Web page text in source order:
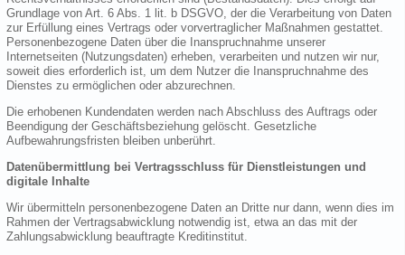
Grundlage von Art. 6 Abs. 1 lit. b DSGVO, der die Verarbeitung von Daten
zur Erfüllung eines Vertrags oder vorvertraglicher Maßnahmen gestattet.
Personenbezogene Daten über die Inanspruchnahme unserer
Internetseiten (Nutzungsdaten) erheben, verarbeiten und nutzen wir nur,
soweit dies erforderlich ist, um dem Nutzer die Inanspruchnahme des
Dienstes zu ermöglichen oder abzurechnen.
Die erhobenen Kundendaten werden nach Abschluss des Auftrags oder
Beendigung der Geschäftsbeziehung gelöscht. Gesetzliche
Aufbewahrungsfristen bleiben unberührt.
Datenübermittlung bei Vertragsschluss für Dienstleistungen und
digitale Inhalte
Wir übermitteln personenbezogene Daten an Dritte nur dann, wenn dies im
Rahmen der Vertragsabwicklung notwendig ist, etwa an das mit der
Zahlungsabwicklung beauftragte Kreditinstitut.